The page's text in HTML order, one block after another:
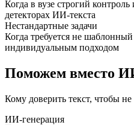
Когда в вузе строгий
детекторах ИИ-текста
Нестандартные задачи
Когда требуется не
индивидуальным подходом
Поможем вместо
Кому доверить текст, чтобы
ИИ-генерация